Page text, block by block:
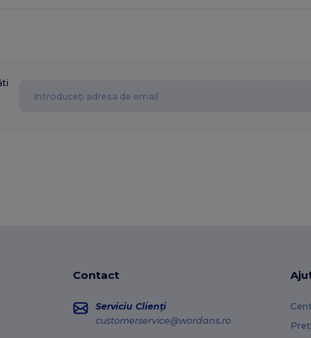
Contact
Serviciu Clienți
customerservice@wordans.ro